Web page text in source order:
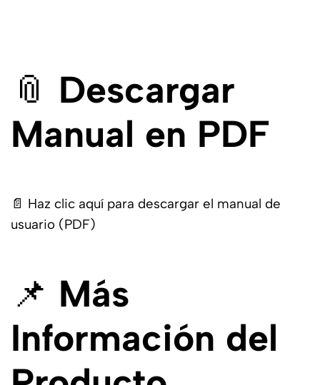
📎 Descargar
Manual en PDF
📄 Haz clic aquí para descargar el manual de
usuario (PDF)
📌 Más
Información del